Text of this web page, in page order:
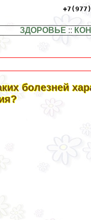
ЗДОРОВЬЕ ::
болезней